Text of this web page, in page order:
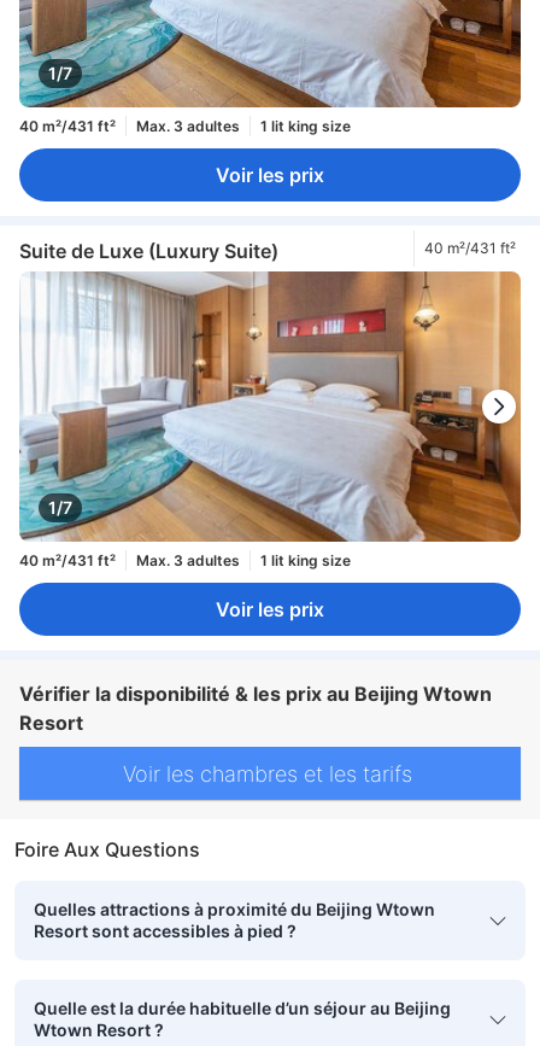
1/7
40 m²/431 ft² Max. 3 adultes 1 lit king size
Voir les prix
Suite de Luxe (Luxury Suite) 40 m²/431 ft²
1/7
40 m²/431 ft² Max. 3 adultes 1 lit king size
Voir les prix
Vérifier la disponibilité & les prix au Beijing Wtown
Resort
Voir les chambres et les tarifs
Foire Aux Questions
Quelles attractions à proximité du Beijing Wtown
Resort sont accessibles à pied ?
Quelle est la durée habituelle d’un séjour au Beijing
Wtown Resort ?